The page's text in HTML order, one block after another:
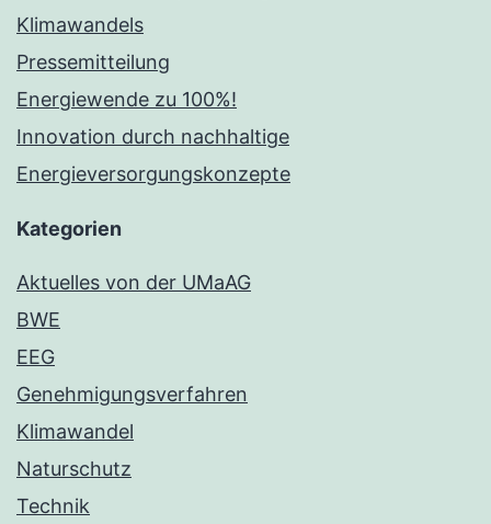
Klimawandels
Pressemitteilung
Energiewende zu 100%!
Innovation durch nachhaltige
Energieversorgungskonzepte
Kategorien
Aktuelles von der UMaAG
BWE
EEG
Genehmigungsverfahren
Klimawandel
Naturschutz
Technik